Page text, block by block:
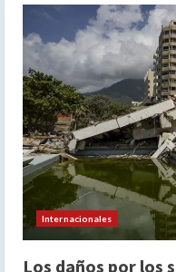
Internacionales
Los daños por los